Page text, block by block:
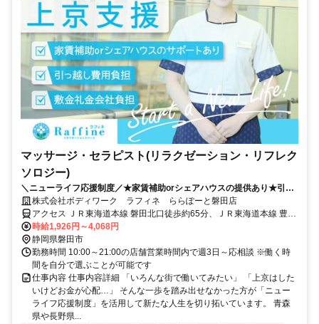
マッサージ・セラピスト(リラクゼーション・リフレク
ソロジー)
＼ニューライフ応援制度／★家賃補助orシェアハウスの提供あり★引越
費用負担 新しい地で新しい人生を♪
株式会社ボディワーク ラフィネ ららぽーと磐田店
アクセス ＪＲ東海道本線 磐田北口徒歩約65分、ＪＲ東海道本線 豊田
町北口徒歩約67分、ＪＲ東海道本線 御厨（静岡県）西口徒歩約84分
最寄駅：磐田駅
時給1,926円～4,068円
静岡県磐田市
勤務時間 10:00～21:00の店舗営業時間内で週3日～応相談 ※働く時
間を自分で選ぶことが可能です
仕事内容 仕事内容詳細 「いろんな街で働いてみたい」 「上京はした
いけどお金が心配…」 そんな一歩を踏み出せなかった方が「ニュー
ライフ応援制度」を活用して新たな人生を切り拓いています。 青森
県や長野県...